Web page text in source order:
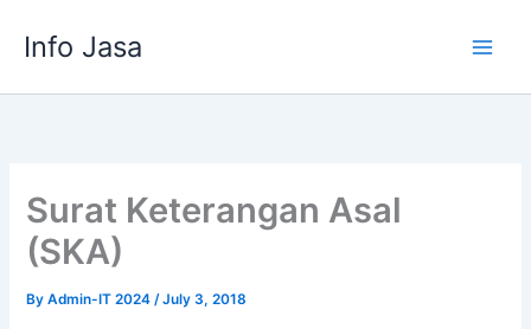
Info Jasa
Surat Keterangan Asal
(SKA)
ByAdmin-IT 2024/July 3, 2018